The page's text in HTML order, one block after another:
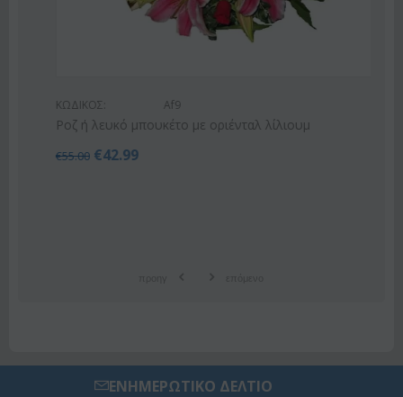
ΚΩΔΙΚΟΣ: Af9
Ροζ ή λευκό μπουκέτο με οριένταλ λίλιουμ
55.00 €42.99
ΕΝΗΜΕΡΩΤΙΚΟ ΔΕΛΤΙΟ